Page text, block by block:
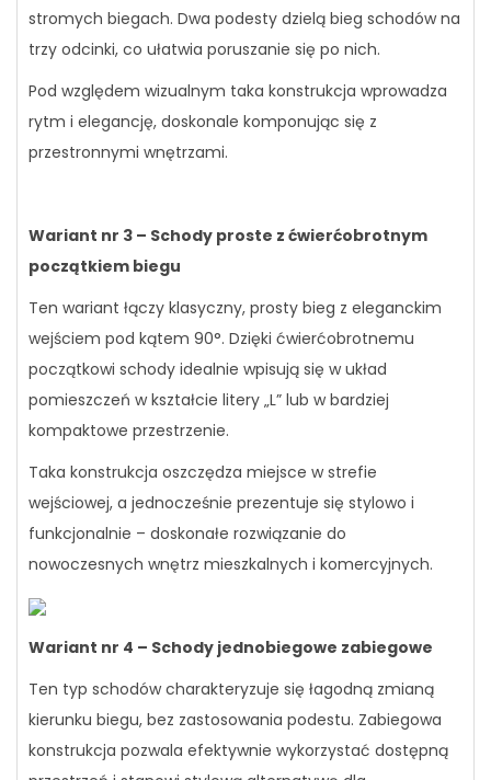
stromych biegach. Dwa podesty dzielą bieg schodów na
trzy odcinki, co ułatwia poruszanie się po nich.
Pod względem wizualnym taka konstrukcja wprowadza
rytm i elegancję, doskonale komponując się z
przestronnymi wnętrzami.
Wariant nr 3 – Schody proste z ćwierćobrotnym
początkiem biegu
Ten wariant łączy klasyczny, prosty bieg z eleganckim
wejściem pod kątem 90°. Dzięki ćwierćobrotnemu
początkowi schody idealnie wpisują się w układ
pomieszczeń w kształcie litery „L” lub w bardziej
kompaktowe przestrzenie.
Taka konstrukcja oszczędza miejsce w strefie
wejściowej, a jednocześnie prezentuje się stylowo i
funkcjonalnie – doskonałe rozwiązanie do
nowoczesnych wnętrz mieszkalnych i komercyjnych.
Wariant nr 4 – Schody jednobiegowe zabiegowe
Ten typ schodów charakteryzuje się łagodną zmianą
kierunku biegu, bez zastosowania podestu. Zabiegowa
konstrukcja pozwala efektywnie wykorzystać dostępną